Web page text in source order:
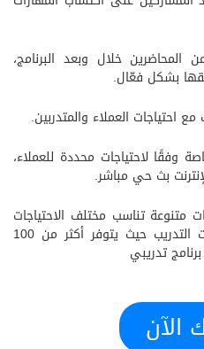
المحاضرين خلال وبعد البرنامج،
بشكل فعّال.
احتياجات العملاء والمتدربين.
وفقًا لاحتياجات محددة للعملاء،
بث حي مباشر.
متنوعة تناسب مختلف الاحتياجات
والتخصصات ،فى جميع مجالات التدريب حيث يتوفر أكثر من 100
الآن